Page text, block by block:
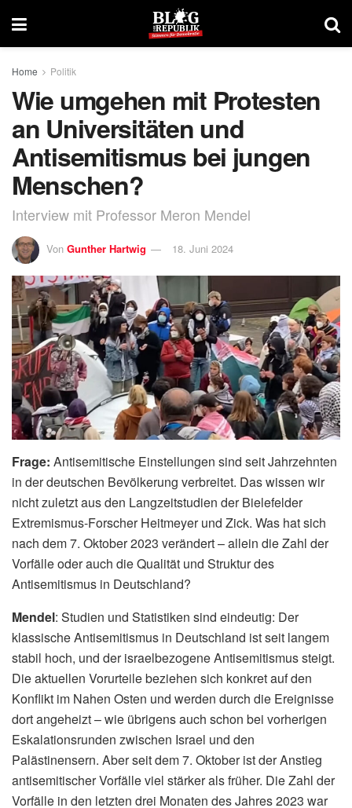
Home Politik
Wie umgehen mit Protesten
an Universitäten und
Antisemitismus bei jungen
Menschen?
Interview mit Professor Meron Mendel
Von Gunther Hartwig 18. Juni 2024
Frage: Antisemitische Einstellungen sind seit Jahrzehnten
in der deutschen Bevölkerung verbreitet. Das wissen wir
nicht zuletzt aus den Langzeitstudien der Bielefelder
Extremismus-Forscher Heitmeyer und Zick. Was hat sich
nach dem 7. Oktober 2023 verändert – allein die Zahl der
Vorfälle oder auch die Qualität und Struktur des
Antisemitismus in Deutschland?
Mendel: Studien und Statistiken sind eindeutig: Der
klassische Antisemitismus in Deutschland ist seit langem
stabil hoch, und der israelbezogene Antisemitismus steigt.
Die aktuellen Vorurteile beziehen sich konkret auf den
Konflikt im Nahen Osten und werden durch die Ereignisse
dort angeheizt – wie übrigens auch schon bei vorherigen
Eskalationsrunden zwischen Israel und den
Palästinensern. Aber seit dem 7. Oktober ist der Anstieg
antisemitischer Vorfälle viel stärker als früher. Die Zahl der
Vorfälle in den letzten drei Monaten des Jahres 2023 war